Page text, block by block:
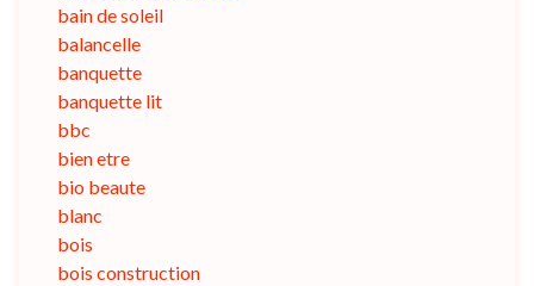
bain de soleil
balancelle
banquette
banquette lit
bbc
bien etre
bio beaute
blanc
bois
bois construction